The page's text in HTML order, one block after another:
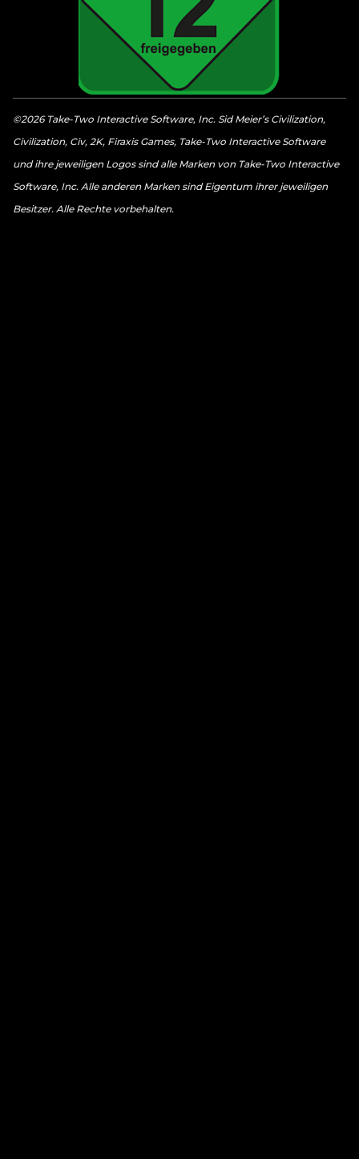
©2026 Take-Two Interactive Software, Inc. Sid Meier’s Civilization,
Civilization, Civ, 2K, Firaxis Games, Take-Two Interactive Software
und ihre jeweiligen Logos sind alle Marken von Take-Two Interactive
Software, Inc. Alle anderen Marken sind Eigentum ihrer jeweiligen
Besitzer. Alle Rechte vorbehalten.